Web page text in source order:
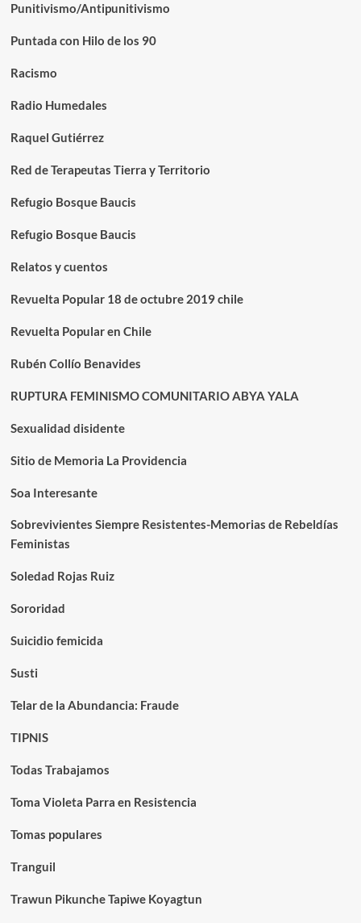
Punitivismo/Antipunitivismo
Puntada con Hilo de los 90
Racismo
Radio Humedales
Raquel Gutiérrez
Red de Terapeutas Tierra y Territorio
Refugio Bosque Baucis
Refugio Bosque Baucis
Relatos y cuentos
Revuelta Popular 18 de octubre 2019 chile
Revuelta Popular en Chile
Rubén Collío Benavides
RUPTURA FEMINISMO COMUNITARIO ABYA YALA
Sexualidad disidente
Sitio de Memoria La Providencia
Soa Interesante
Sobrevivientes Siempre Resistentes-Memorias de Rebeldías
Feministas
Soledad Rojas Ruiz
Sororidad
Suicidio femicida
Susti
Telar de la Abundancia: Fraude
TIPNIS
Todas Trabajamos
Toma Violeta Parra en Resistencia
Tomas populares
Tranguil
Trawun Pikunche Tapiwe Koyagtun